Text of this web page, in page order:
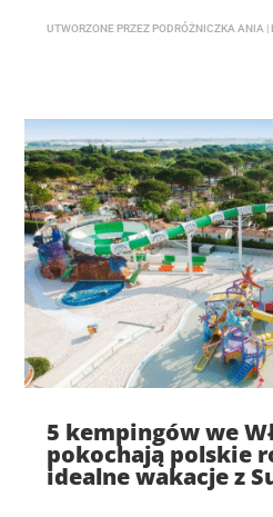
UTWORZONE PRZEZ PODRÓŻNICZKA ANIA |
5 kempingów we
pokochają polskie
idealne wakacje z